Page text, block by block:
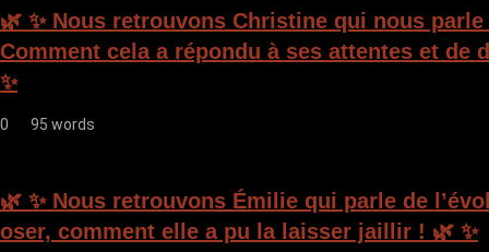
🌿 ✨ Nous retrouvons Christine qui nous
Comment cela a répondu à ses attentes et
✨
0 95 words
🌿 ✨ Nous retrouvons Émilie qui parle de
oser, comment elle a pu la laisser jaillir ! 🌿 ✨